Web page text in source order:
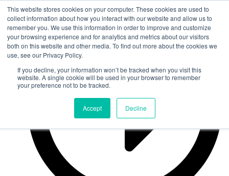
This website stores cookies on your computer. These cookies are used to
collect information about how you interact with our website and allow us to
remember you. We use this information in order to improve and customize
your browsing experience and for analytics and metrics about our visitors
both on this website and other media. To find out more about the cookies we
use, see our Privacy Policy.
If you decline, your information won’t be tracked when you visit this
website. A single cookie will be used in your browser to remember
your preference not to be tracked.
Accept Decline
Zum
Inhalt
springen